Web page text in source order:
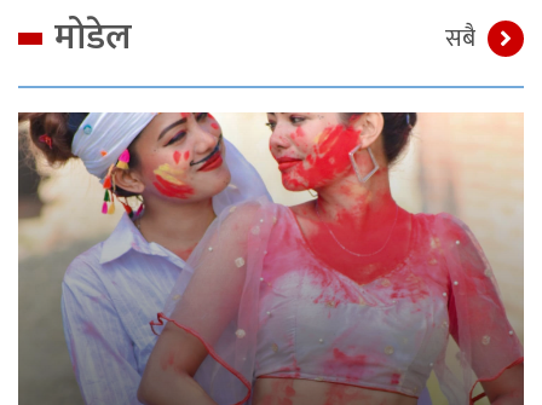
मोडेल सबै